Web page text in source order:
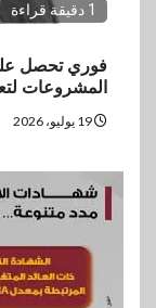
1 دقيقة قراءة
المشروعات